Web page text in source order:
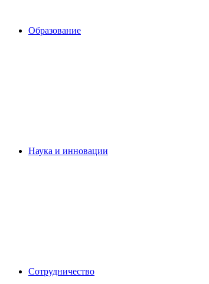
Образование
Наука и инновации
Сотрудничество